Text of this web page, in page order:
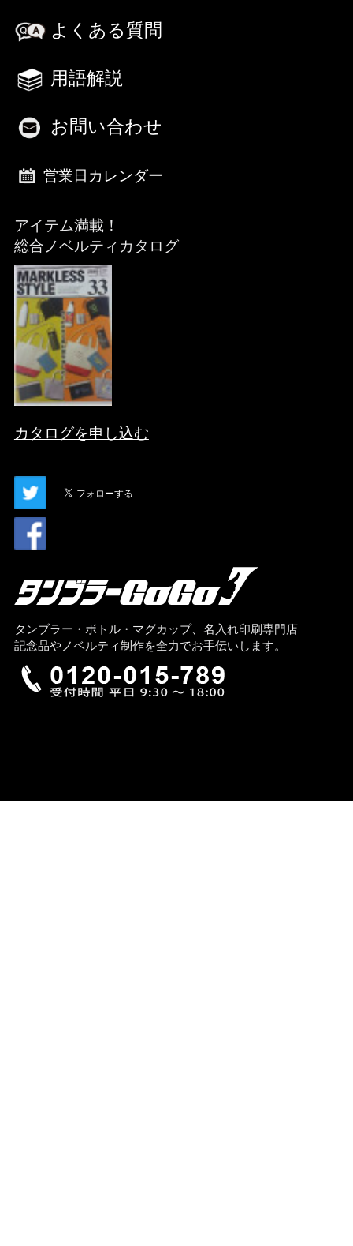
よくある質問
用語解説
お問い合わせ
営業日カレンダー
アイテム満載！
総合ノベルティカタログ
カタログを申し込む
タンブラー・ボトル・マグカップ、名入れ印刷専門店
記念品やノベルティ制作を全力でお手伝いします。